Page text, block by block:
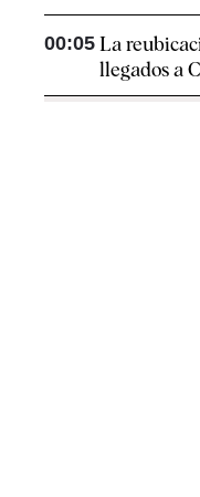
00:05 La
llegados a